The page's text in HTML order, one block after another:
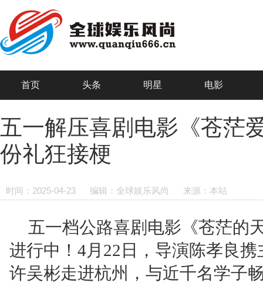
首页 头条 明星 电影
五一解压喜剧电影《苍茫
份礼狂接梗
时间：2025-04-23 编辑：全球娱乐风尚 来源：本站
五一档公路喜剧电影《苍茫的
进行中！4月22日，导演陈孝良
许吴彬走进杭州，与近千名学子